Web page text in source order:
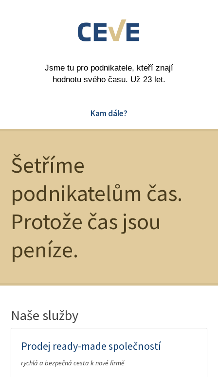
Jsme tu pro podnikatele, kteří znají
hodnotu svého času. Už 23 let.
Kam dále?
Šetříme
podnikatelům čas.
Protože čas jsou
peníze.
Naše služby
Prodej ready-made společností
rychlá a bezpečná cesta k nové firmě